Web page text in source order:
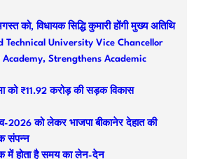
को, विधायक सिद्धि कुमारी होंगी मुख्य अतिथि
Technical University Vice Chancellor
Strengthens Academic
को ₹11.92 करोड़ की सड़क विकास
2026 को लेकर भाजपा बीकानेर देहात की
संपन्न
में होता है समय का लेन-देन